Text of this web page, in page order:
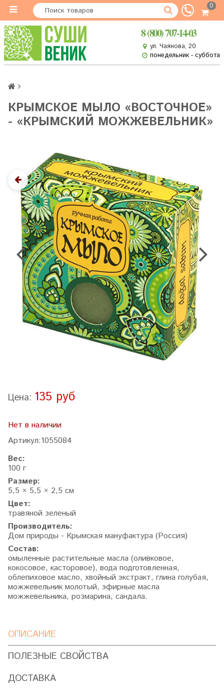
0
8 (800) 707-14-03
ул. Чаянова, 20
понедельник - суббота
КРЫМСКОЕ МЫЛО «ВОСТОЧНОЕ»
- «КРЫМСКИЙ МОЖЖЕВЕЛЬНИК»
Цена: 135 руб
Нет в наличии
Артикул:1055084
Вес:
100 г
Размер:
5,5 × 5,5 × 2,5 см
Цвет:
травяной зеленый
Производитель:
Дом природы - Крымская мануфактура (Россия)
Состав:
омыленные растительные масла (оливковое,
кокосовое, касторовое), вода подготовленная,
облепиховое масло, хвойный экстракт, глина голубая,
можжевельник молотый, эфирные масла
можжевельника, розмарина, сандала.
ОПИСАНИЕ
ПОЛЕЗНЫЕ СВОЙСТВА
ДОСТАВКА